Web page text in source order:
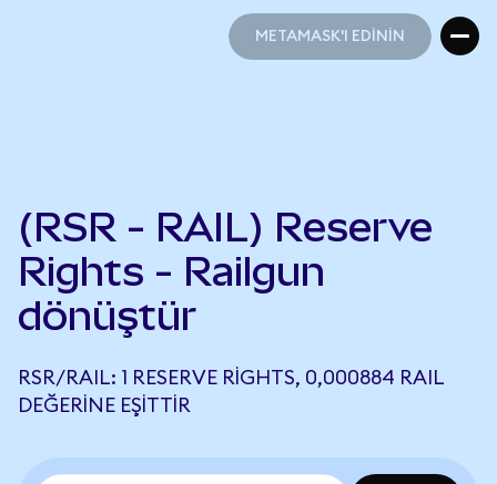
METAMASK'I EDİNİN
(RSR - RAIL) Reserve
Rights - Railgun
dönüştür
RSR/RAIL: 1 RESERVE RIGHTS, 0,000884 RAIL
DEĞERINE EŞITTIR